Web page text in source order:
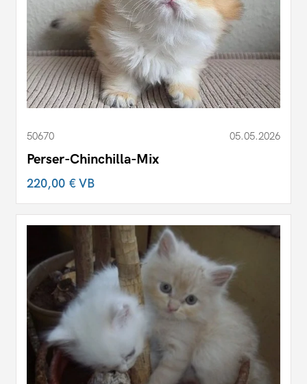
50670 05.05.2026
Perser-Chinchilla-Mix
220,00 €VB